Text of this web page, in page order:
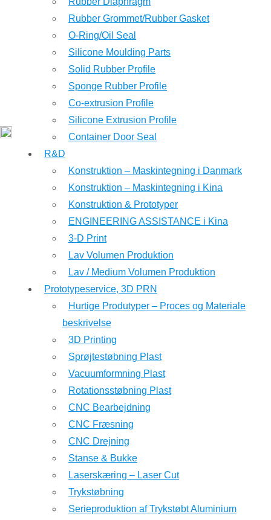
Rubber Grommet/Rubber Gasket
O-Ring/Oil Seal
Silicone Moulding Parts
Solid Rubber Profile
Sponge Rubber Profile
Co-extrusion Profile
Silicone Extrusion Profile
Container Door Seal
R&D
Konstruktion – Maskintegning i Danmark
Konstruktion – Maskintegning i Kina
Konstruktion & Prototyper
ENGINEERING ASSISTANCE i Kina
3-D Print
Lav Volumen Produktion
Lav / Medium Volumen Produktion
Prototypeservice, 3D PRN
Hurtige Produtyper – Proces og Materiale
beskrivelse
3D Printing
Sprøjtestøbning Plast
Vacuumformning Plast
Rotationsstøbning Plast
CNC Bearbejdning
CNC Fræsning
CNC Drejning
Stanse & Bukke
Laserskæring – Laser Cut
Trykstøbning
Serieproduktion af Trykstøbt Aluminium